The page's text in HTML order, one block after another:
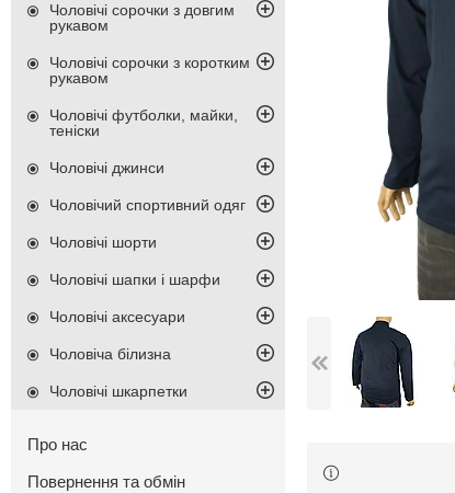
Чоловічі сорочки з довгим
рукавом
Чоловічі сорочки з коротким
рукавом
Чоловічі футболки, майки,
теніски
Чоловічі джинси
Чоловічий спортивний одяг
Чоловічі шорти
Чоловічі шапки і шарфи
Чоловічі аксесуари
Чоловіча білизна
Чоловічі шкарпетки
Про нас
Повернення та обмін